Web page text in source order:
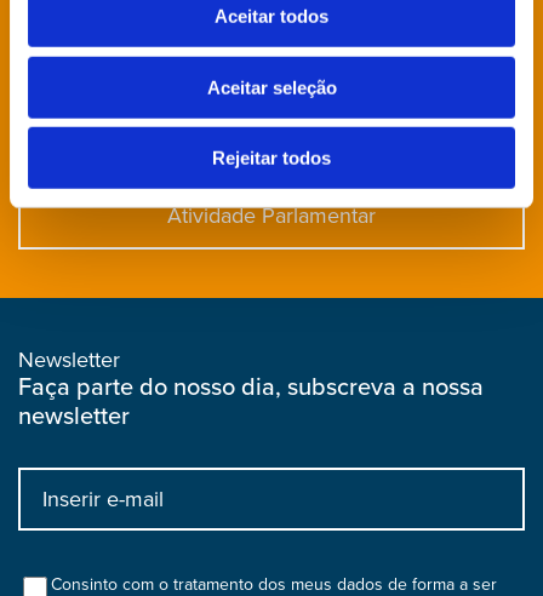
Aceitar todos
Aceitar seleção
Rejeitar todos
Direção Grupo Parlamentar
Agenda
Atividade Parlamentar
Newsletter
Faça parte do nosso dia, subscreva a nossa
newsletter
Input
bootstrap
colConsinto com o tratamento dos meus dados de forma a ser